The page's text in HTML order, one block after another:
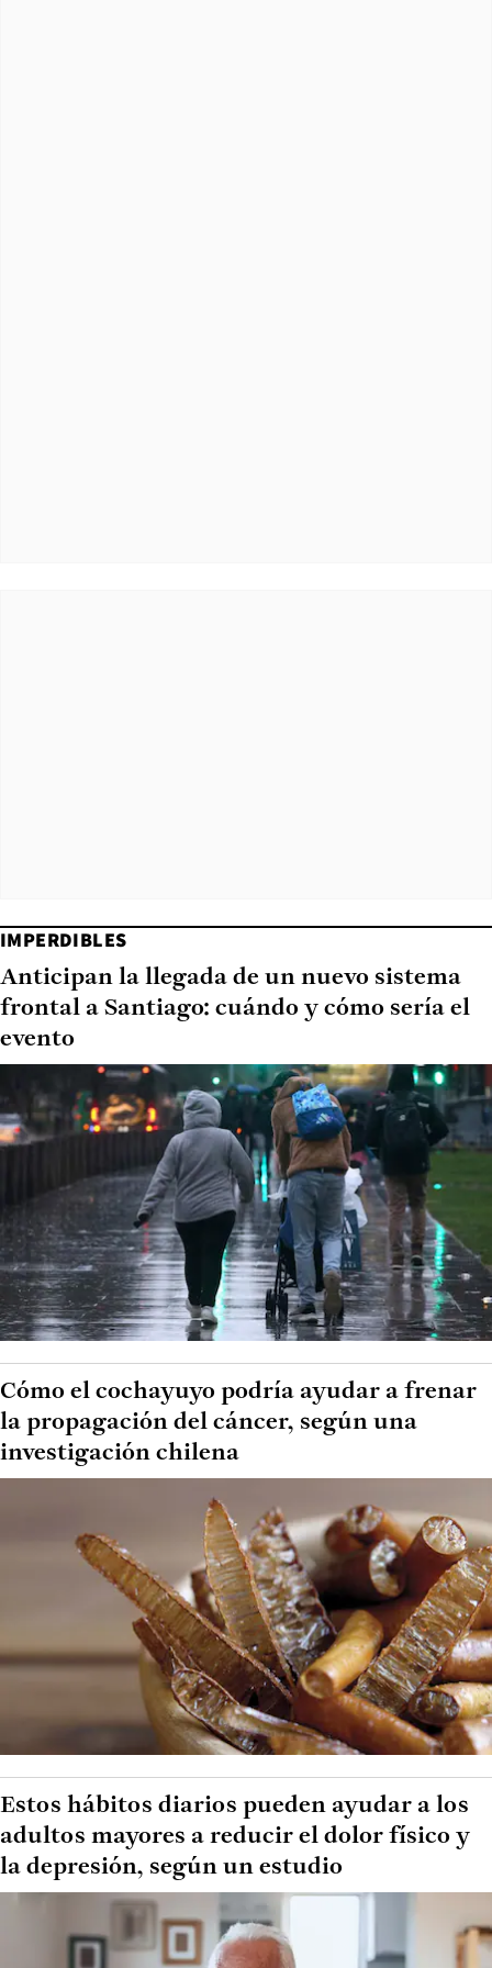
IMPERDIBLES
Anticipan la llegada de un nuevo sistema
frontal a Santiago: cuándo y cómo sería el
evento
Cómo el cochayuyo podría ayudar a frenar
la propagación del cáncer, según una
investigación chilena
Estos hábitos diarios pueden ayudar a los
adultos mayores a reducir el dolor físico y
la depresión, según un estudio